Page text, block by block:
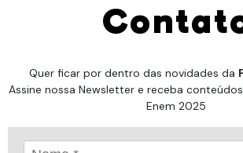
Quer ficar por dentro das novidades da
Assine nossa Newsletter e receba
Enem 2025